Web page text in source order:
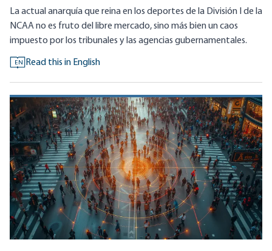
La actual anarquía que reina en los deportes de la División I de la
NCAA no es fruto del libre mercado, sino más bien un caos
impuesto por los tribunales y las agencias gubernamentales.
EN Read this in English